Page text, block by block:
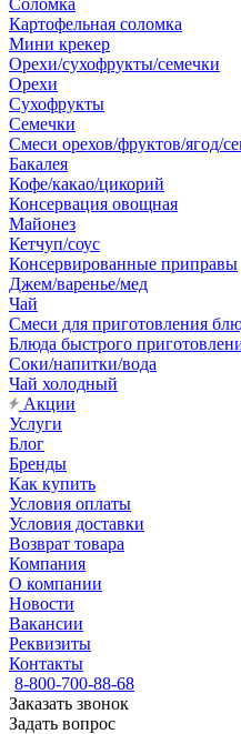
Соломка
Картофельная соломка
Мини крекер
Орехи/сухофрукты/семечки
Орехи
Сухофрукты
Семечки
Смеси орехов/фруктов/ягод/
Бакалея
Кофе/какао/цикорий
Консервация овощная
Майонез
Кетчуп/соус
Консервированные приправы
Джем/варенье/мед
Чай
Смеси для приготовления
Блюда быстрого
Соки/напитки/вода
Чай холодный
Акции
Услуги
Блог
Бренды
Как купить
Условия оплаты
Условия доставки
Возврат товара
Компания
О компании
Новости
Вакансии
Реквизиты
Контакты
8-800-700-88-68
Заказать звонок
Задать вопрос